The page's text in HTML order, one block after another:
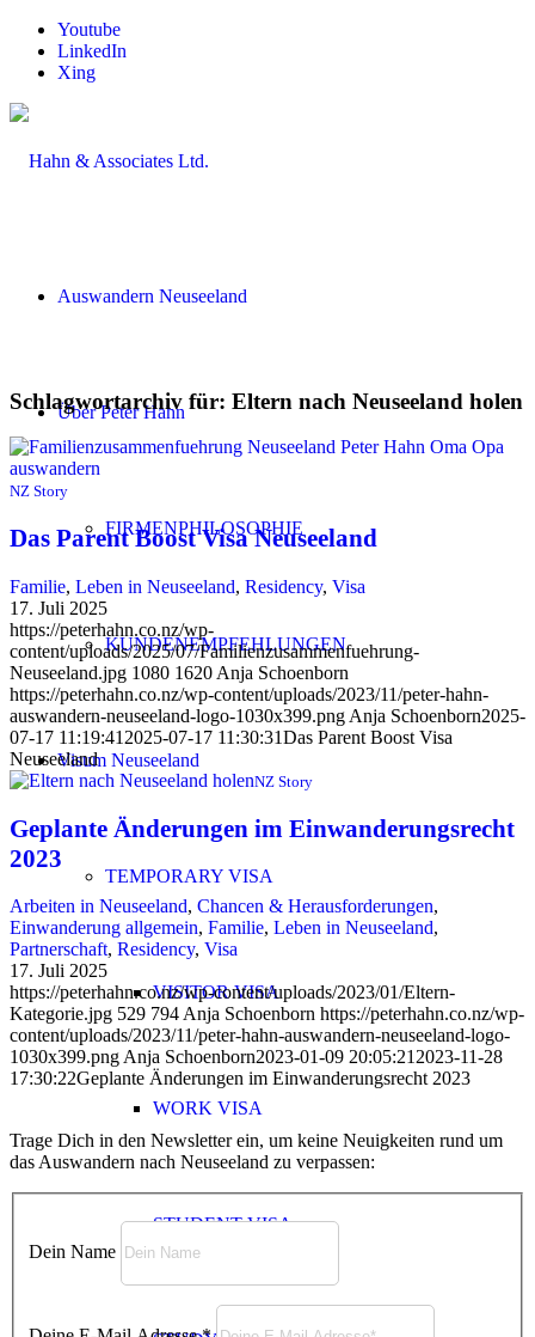
Youtube
LinkedIn
Xing
Auswandern Neuseeland
Über Peter Hahn
FIRMENPHILOSOPHIE
KUNDENEMPFEHLUNGEN
Visum Neuseeland
TEMPORARY VISA
VISITOR VISA
WORK VISA
STUDENT VISA
Schlagwortarchiv für: Eltern nach Neuseeland holen
NZ Story
Das Parent Boost Visa Neuseeland
Familie, Leben in Neuseeland, Residency, Visa
17. Juli 2025
https://peterhahn.co.nz/wp-
content/uploads/2025/07/Familienzusammenfuehrung-
Neuseeland.jpg 1080 1620 Anja Schoenborn
https://peterhahn.co.nz/wp-content/uploads/2023/11/peter-hahn-
auswandern-neuseeland-logo-1030x399.png Anja Schoenborn2025-
07-17 11:19:41 2025-07-17 11:30:31Das Parent Boost Visa
Neuseeland
NZ Story
Geplante Änderungen im Einwanderungsrecht
2023
Arbeiten in Neuseeland, Chancen & Herausforderungen,
Einwanderung allgemein, Familie, Leben in Neuseeland,
Partnerschaft, Residency, Visa
17. Juli 2025
https://peterhahn.co.nz/wp-content/uploads/2023/01/Eltern-
Kategorie.jpg 529 794 Anja Schoenborn https://peterhahn.co.nz/wp-
content/uploads/2023/11/peter-hahn-auswandern-neuseeland-logo-
1030x399.png Anja Schoenborn2023-01-09 20:05:21 2023-11-28
17:30:22Geplante Änderungen im Einwanderungsrecht 2023
Trage Dich in den Newsletter ein, um keine Neuigkeiten rund um
das Auswandern nach Neuseeland zu verpassen:
Dein Name